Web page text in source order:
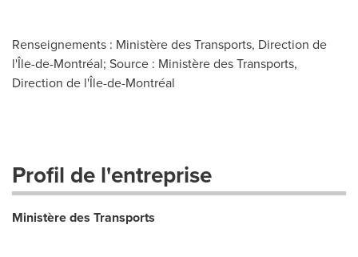
Renseignements : Ministère des Transports, Direction de
l'Île-de-Montréal; Source : Ministère des Transports,
Direction de l'Île-de-Montréal
Profil de l'entreprise
Ministère des Transports